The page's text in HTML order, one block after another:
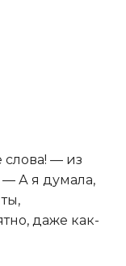
слова! — из
А я думала,
даже как-